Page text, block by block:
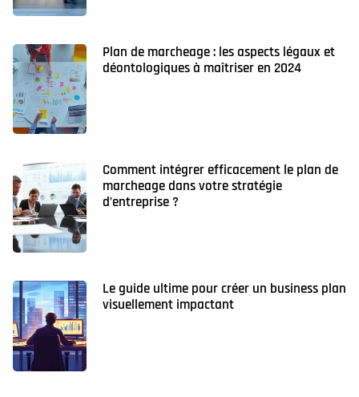
Plan de marcheage : les aspects légaux et
déontologiques à maîtriser en 2024
Comment intégrer efficacement le plan de
marcheage dans votre stratégie
d’entreprise ?
Le guide ultime pour créer un business plan
visuellement impactant